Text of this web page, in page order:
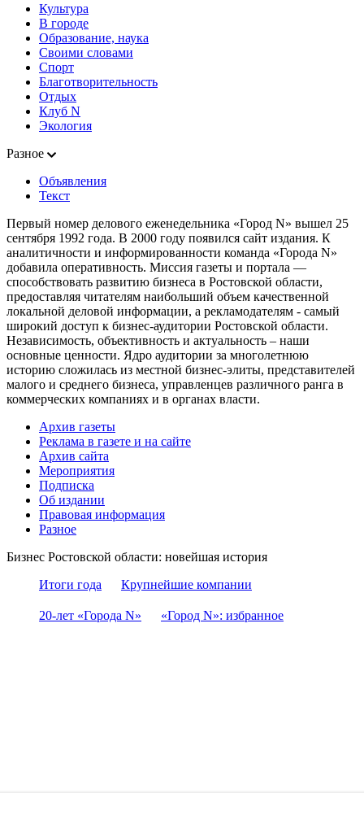
Культура
В городе
Образование, наука
Своими словами
Спорт
Благотворительность
Отдых
Клуб N
Экология
Разное
Объявления
Текст
Первый номер делового еженедельника «Город N» вышел 25
сентября 1992 года. В 2000 году появился сайт издания. К
аналитичности и информированности команда «Города N»
добавила оперативность. Миссия газеты и портала —
способствовать развитию бизнеса в Ростовской области,
предоставляя читателям наибольший объем качественной
локальной деловой информации, а рекламодателям - самый
широкий доступ к бизнес-аудитории Ростовской области.
Независимость, объективность и актуальность – наши
основные ценности. Ядро аудитории за многолетнюю
историю сложилась из местной бизнес-элиты, представителей
малого и среднего бизнеса, управленцев различного ранга в
коммерческих компаниях и в органах власти.
Архив газеты
Реклама в газете и на сайте
Архив сайта
Мероприятия
Подписка
Об издании
Правовая информация
Разное
Бизнес Ростовской области: новейшая история
Итоги года
Крупнейшие компании
20-лет «Города N» «Город N»: избранное